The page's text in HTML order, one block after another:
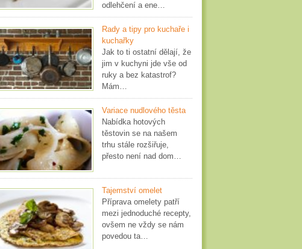
odlehčení a ene…
Rady a tipy pro kuchaře i
kuchařky
Jak to ti ostatní dělají, že
jim v kuchyni jde vše od
ruky a bez katastrof?
Mám…
Variace nudlového těsta
Nabídka hotových
těstovin se na našem
trhu stále rozšiřuje,
přesto není nad dom…
Tajemství omelet
Příprava omelety patří
mezi jednoduché recepty,
ovšem ne vždy se nám
povedou ta…